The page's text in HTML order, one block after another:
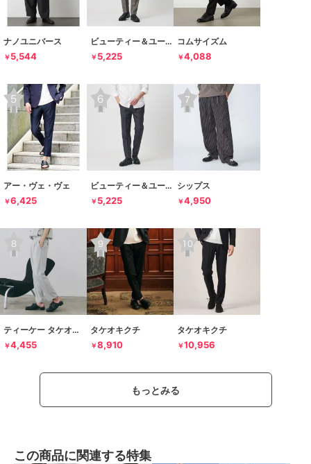
ナノユニバース
￥ 5,544
ビューティー＆ユース ユナイテッドアローズ
￥ 5,225
コムサイズム
￥4,088
アー・ヴェ・ヴェ
￥6,425
ビューティー＆ユース ユナイテッドアローズ
￥ 5,225
シップス
￥4,950
ティーケー タケオキクチ
￥4,455
タケオキクチ
￥8,910
タケオキクチ
￥10,956
もっとみる
この商品に関連する特集